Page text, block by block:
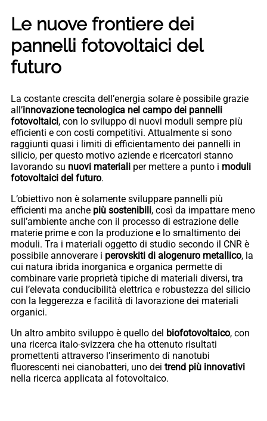
Le nuove frontiere dei
pannelli fotovoltaici del
futuro
La costante crescita dell’energia solare è possibile grazie
all’innovazione tecnologica nel campo dei pannelli
fotovoltaici, con lo sviluppo di nuovi moduli sempre più
efficienti e con costi competitivi. Attualmente si sono
raggiunti quasi i limiti di efficientamento dei pannelli in
silicio, per questo motivo aziende e ricercatori stanno
lavorando su nuovi materiali per mettere a punto i moduli
fotovoltaici del futuro.
L’obiettivo non è solamente sviluppare pannelli più
efficienti ma anche più sostenibili, così da impattare meno
sull’ambiente anche con il processo di estrazione delle
materie prime e con la produzione e lo smaltimento dei
moduli. Tra i materiali oggetto di studio secondo il CNR è
possibile annoverare i perovskiti di alogenuro metallico, la
cui natura ibrida inorganica e organica permette di
combinare varie proprietà tipiche di materiali diversi, tra
cui l’elevata conducibilità elettrica e robustezza del silicio
con la leggerezza e facilità di lavorazione dei materiali
organici.
Un altro ambito sviluppo è quello del biofotovoltaico, con
una ricerca italo-svizzera che ha ottenuto risultati
promettenti attraverso l’inserimento di nanotubi
fluorescenti nei cianobatteri, uno dei trend più innovativi
nella ricerca applicata al fotovoltaico.